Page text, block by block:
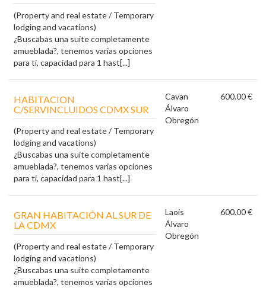
(Property and real estate / Temporary
lodging and vacations)
¿Buscabas una suite completamente
amueblada?, tenemos varias opciones
para ti, capacidad para 1 hast[...]
HABITACION
C/SERVINCLUIDOS CDMX SUR
(Property and real estate / Temporary
lodging and vacations)
¿Buscabas una suite completamente
amueblada?, tenemos varias opciones
para ti, capacidad para 1 hast[...]
Cavan
Álvaro
Obregón
600.00 €
GRAN HABITACIÓN AL SUR DE
LA CDMX
(Property and real estate / Temporary
lodging and vacations)
¿Buscabas una suite completamente
amueblada?, tenemos varias opciones
Laois
Álvaro
Obregón
600.00 €